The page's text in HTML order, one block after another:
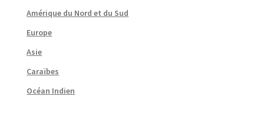
Amérique du Nord et du Sud
Europe
Asie
Caraïbes
Océan Indien